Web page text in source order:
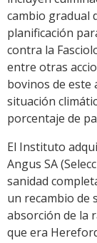
cambio gradual
planificación
contra la
entre otras
bovinos de este
situación
porcentaje de
El Instituto
Angus SA
sanidad
un recambio de
absorción de la
que era